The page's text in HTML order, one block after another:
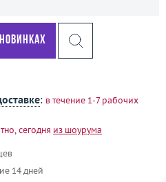
: в течение 1-7 рабочих
сегодня из шоурума
14 дней